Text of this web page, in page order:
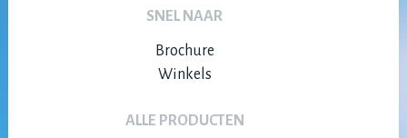
SNEL NAAR
Brochure
Winkels
ALLE PRODUCTEN